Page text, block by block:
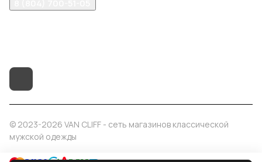
© 2023-2026 VAN CLIFF - сеть магазинов классической
мужской одежды